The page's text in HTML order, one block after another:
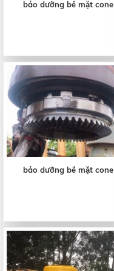
bảo dưỡng bề mặt cone
bảo dưỡng bề mặt cone